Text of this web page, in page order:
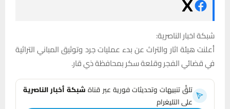
شبكة اخبار الناصرية:
أعلنت هيئة اثار والتراث عن بدء عمليات جرد وتوثيق المباني التراثية
في قضائي الفجر وقلعة سكر بمحافظة ذي قار.
تلقَّ تنبيهات وتحديثات فورية عبر قناةشبكة أخبار الناصرية
على التليغرام